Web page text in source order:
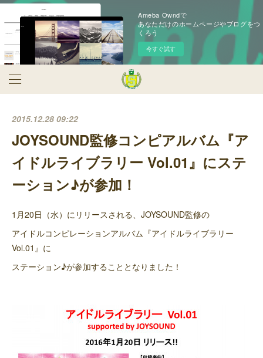
Ameba Owndで
あなただけのホームページやブログをつ
くろう
今すぐ試す
2015.12.28 09:22
JOYSOUND監修コンピアルバム『ア
イドルライブラリー Vol.01』にステ
ーション♪が参加！
1月20日（水）にリリースされる、JOYSOUND監修の
アイドルコンピレーションアルバム『アイドルライブラリー
Vol.01』に
ステーション♪が参加することとなりました！